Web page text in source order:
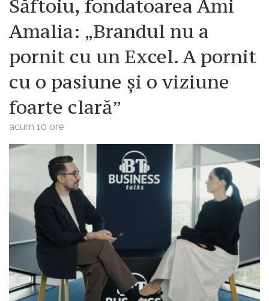
Săftoiu, fondatoarea Ami
Amalia: „Brandul nu a
pornit cu un Excel. A pornit
cu o pasiune și o viziune
foarte clară”
acum 10 ore